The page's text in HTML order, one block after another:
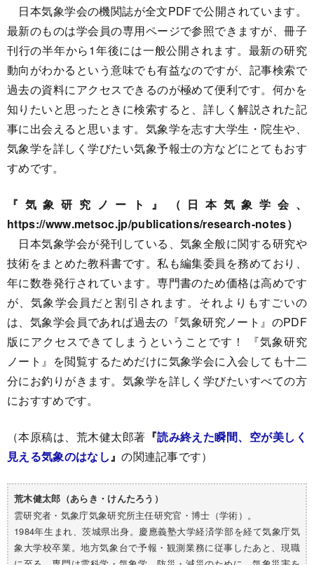
日本気象学会の機関誌が全文PDFで公開されています。
最新のものは学会員の専用ページで参照できますが、冊子
刊行の半年から1年後には一般公開されます。最新の研究
動向がわかるという意味でも有益なのですが、記事検索で
過去の資料にアクセスできるのが極めて便利です。何かを
知りたいと思ったときに検索すると、詳しく解説された記
事に出会えると思います。気象学を志す大学生・院生や、
気象学を詳しく学びたい気象予報士の方などにとてもおす
すめです。
『気象研究ノート』（日本気象学会、
https://www.metsoc.jp/publications/research-notes）
日本気象学会が発刊している、気象全般に関する研究や
技術をまとめた教科書です。私も編集委員を務めており、
年に数巻発行されています。専門書のため価格は高めです
が、気象学会員だと割引されます。それよりもすごいの
は、気象学会員であれば過去の『気象研究ノート』のPDF
版にアクセスできてしまうということです！ 『気象研究
ノート』を閲覧するためだけに気象学会に入会しても十二
分にお釣りがきます。気象学を詳しく学びたいすべての方
におすすめです。
（本原稿は、荒木健太郎著 『読み終えた瞬間、空が美しく
見える気象のはなし』の関連記事です）
荒木健太郎（あらき・けんたろう）
雲研究者・気象庁気象研究所主任研究官・博士（学術）。
1984年生まれ、茨城県出身。慶應義塾大学経済学部を経て気象庁気
象大学校卒業。地方気象台で予報・観測業務に従事したあと、現職